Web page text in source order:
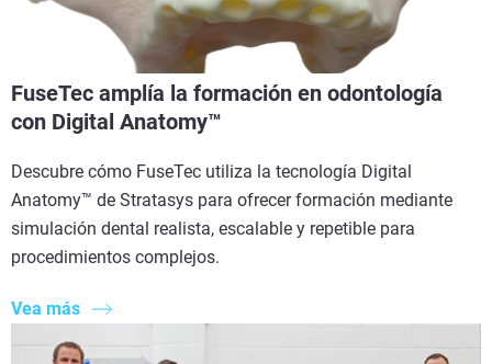
FuseTec amplía la formación en odontología
con Digital Anatomy™
Descubre cómo FuseTec utiliza la tecnología Digital
Anatomy™ de Stratasys para ofrecer formación mediante
simulación dental realista, escalable y repetible para
procedimientos complejos.
Vea más